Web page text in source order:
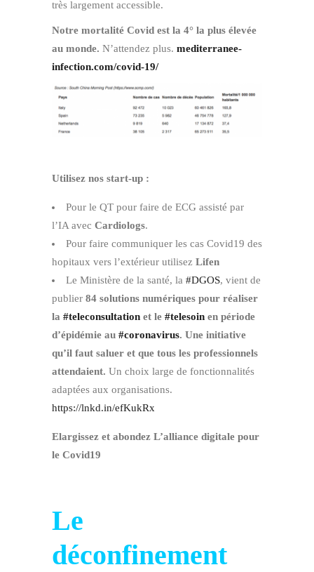
très largement accessible.
Notre mortalité Covid est la 4° la plus élevée
au monde. N’attendez plus. mediterranee-
infection.com/covid-19/
Utilisez nos start-up :
Pour le QT pour faire de ECG assisté par
l’IA avec Cardiologs.
Pour faire communiquer les cas Covid19 des
hopitaux vers l’extérieur utilisez Lifen
Le Ministère de la santé, la #DGOS, vient de
publier 84 solutions numériques pour réaliser
la #teleconsultation et le #telesoin en période
d’épidémie au #coronavirus. Une initiative
qu’il faut saluer et que tous les professionnels
attendaient. Un choix large de fonctionnalités
adaptées aux organisations.
https://lnkd.in/efKukRx
Elargissez et abondez L’alliance digitale pour
le Covid19
Le
déconfinement